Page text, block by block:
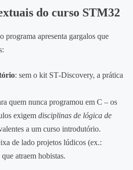
do curso STM32
programa apresenta gargalos que
: sem o kit ST‑Discovery, a prática
quem nunca programou em C – os
exigem disciplinas de lógica de
a um curso introdutório.
de lado projetos lúdicos (ex.:
atraem hobistas.